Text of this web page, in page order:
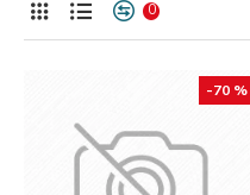
0
-70 %